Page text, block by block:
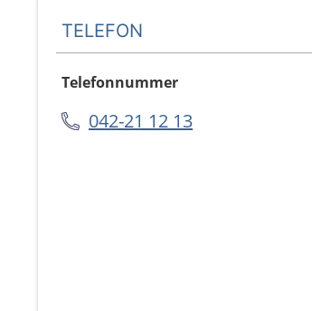
TELEFON
Telefonnummer
042-21 12 13